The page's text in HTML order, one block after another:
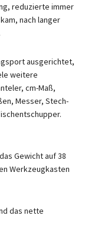
reduzierte immer
nach langer
ausgerichtet,
weitere
cm-Maß,
Messer, Stech-
Gewicht auf 38
Werkzeugkasten
das nette